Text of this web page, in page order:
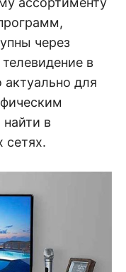
через
в
для
в
сетях.